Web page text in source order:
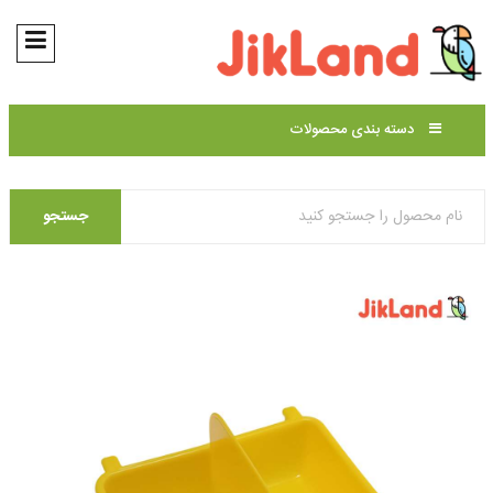
دسته بندی محصولات
جستجو